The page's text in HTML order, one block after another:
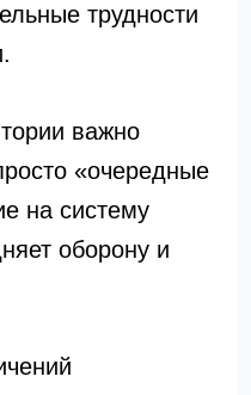
трудности
важно
«очередные
на систему
оборону и